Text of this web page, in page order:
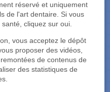
réservé et uniquement
de l'art dentaire. Si vous
cliquez sur oui.
vous acceptez le dépôt
proposer des vidéos,
de contenus de
des statistiques de